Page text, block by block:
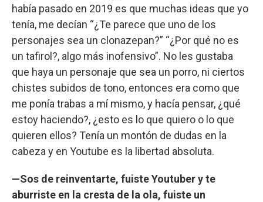
había pasado en 2019 es que muchas ideas que yo
tenía, me decían “¿Te parece que uno de los
personajes sea un clonazepan?” “¿Por qué no es
un tafirol?, algo más inofensivo”. No les gustaba
que haya un personaje que sea un porro, ni ciertos
chistes subidos de tono, entonces era como que
me ponía trabas a mí mismo, y hacía pensar, ¿qué
estoy haciendo?, ¿esto es lo que quiero o lo que
quieren ellos? Tenía un montón de dudas en la
cabeza y en Youtube es la libertad absoluta.
—Sos de reinventarte, fuiste Youtuber y te
aburriste en la cresta de la ola, fuiste un